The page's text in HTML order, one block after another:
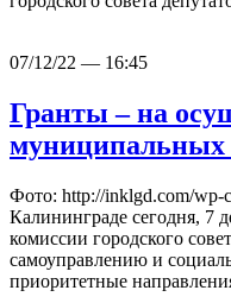
07/12/22 — 16:45
Гранты – на
муниципальных
Фото: http://inklgd.com/wp-
Калининграде сегодня, 7
комиссии городского
самоуправлению и
приоритетные